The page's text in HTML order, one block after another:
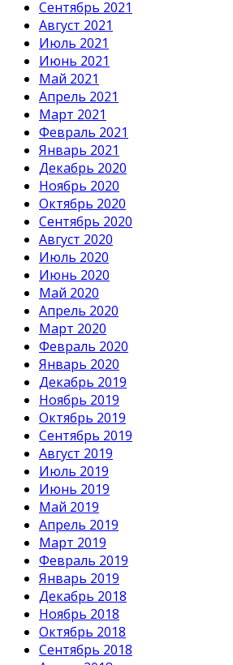
Сентябрь 2021
Август 2021
Июль 2021
Июнь 2021
Май 2021
Апрель 2021
Март 2021
Февраль 2021
Январь 2021
Декабрь 2020
Ноябрь 2020
Октябрь 2020
Сентябрь 2020
Август 2020
Июль 2020
Июнь 2020
Май 2020
Апрель 2020
Март 2020
Февраль 2020
Январь 2020
Декабрь 2019
Ноябрь 2019
Октябрь 2019
Сентябрь 2019
Август 2019
Июль 2019
Июнь 2019
Май 2019
Апрель 2019
Март 2019
Февраль 2019
Январь 2019
Декабрь 2018
Ноябрь 2018
Октябрь 2018
Сентябрь 2018